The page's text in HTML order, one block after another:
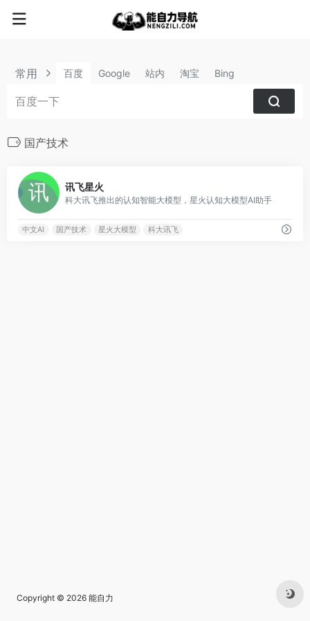
常用 百度 Google 站内 淘宝 Bing
国产技术
讯飞星火
科大讯飞推出的认知智能大模型，星火认知大模型AI助手
中文AI 国产技术 星火大模型 科大讯飞
Copyright © 2026 能自力